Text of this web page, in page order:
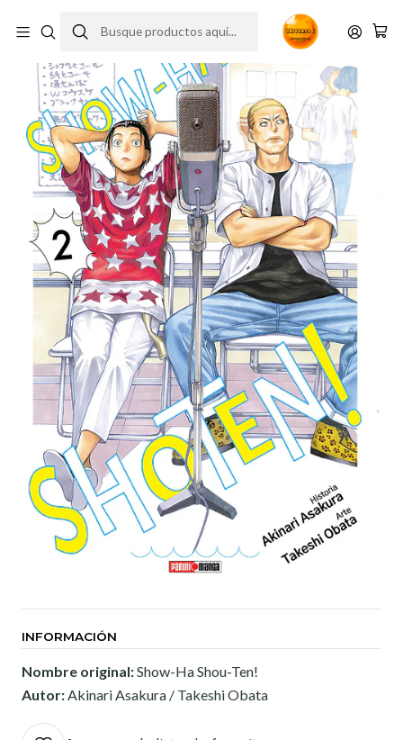
INFORMACIÓN
Nombre original:Show-Ha Shou-Ten!
Autor: Akinari Asakura / Takeshi Obata